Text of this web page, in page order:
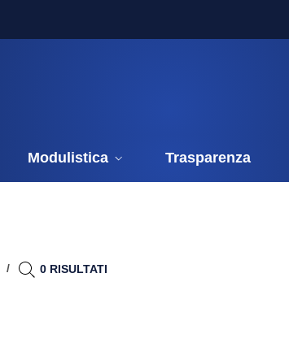
Modulistica Trasparenza
0 RISULTATI